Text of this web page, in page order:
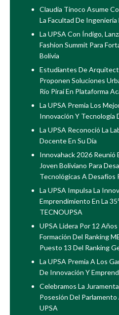
Claudia Tinoco Asume
La Facultad De Ingeniería
La UPSA Con Índigo,
Fashion Summit Para
Bolivia
Estudiantes De
Proponen Soluciones
Río Piraí En Plataforma
La UPSA Premia Los
Innovación Y Tecnología
La UPSA Reconoció La
Docente En Su Día
Innovahack 2026 Reunió
Joven Boliviano Para
Tecnológicas A Desafíos
La UPSA Impulsa La
Emprendimiento En La
TECNOUPSA
UPSA Lidera Por 12
Formación Del Ranking
Puesto 13 Del Ranking
La UPSA Premia A Los
De Innovación Y
Celebramos La
Posesión Del
UPSA